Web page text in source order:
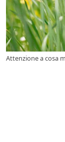
Attenzione a cosa